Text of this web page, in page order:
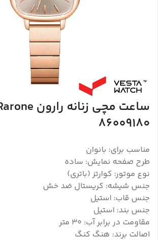
86009180
مناسب برای: بانوان
طرح صفحه نمایش: ساده
نوع موتور: کوارتز (باتری)
جنس شیشه: کریستال ضد خش
جنس قاب: استیل
جنس بند: استیل
مقاومت در برابر آب: 30 متر
اصالت برند: هنگ کنگ